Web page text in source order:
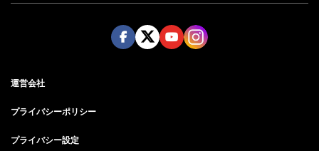
運営会社
プライバシーポリシー
プライバシー設定